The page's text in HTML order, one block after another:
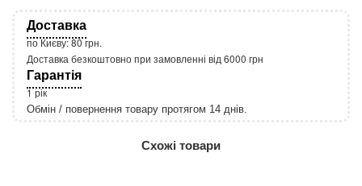
Доставка
по Києву: 80 грн.
Доставка безкоштовно при замовленні від 6000 грн
Гарантія
1 рік
Обмін / повернення товару протягом 14 днів.
Схожі товари